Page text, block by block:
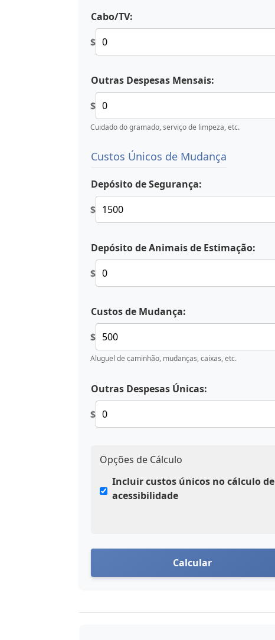
Cabo/TV:
$
Outras Despesas Mensais:
$
Cuidado do gramado, serviço de limpeza, etc.
Custos Únicos de Mudança
Depósito de Segurança:
$
Depósito de Animais de Estimação:
$
Custos de Mudança:
$
Aluguel de caminhão, mudanças, caixas, etc.
Outras Despesas Únicas:
$
Opções de Cálculo
Incluir custos únicos no cálculo de
acessibilidade
Calcular